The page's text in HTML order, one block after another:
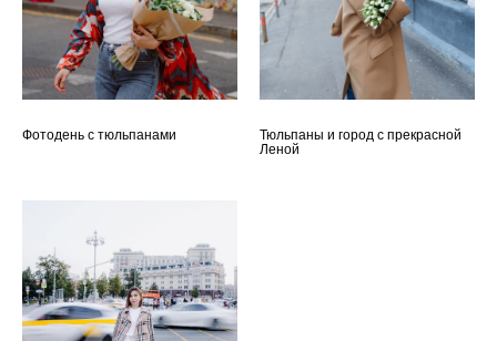
Фотодень с тюльпанами
Тюльпаны и город с прекрасной
Леной